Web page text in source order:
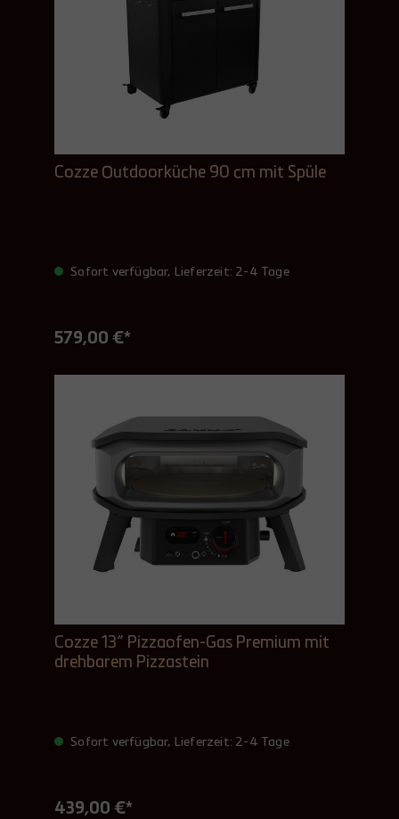
Cozze Outdoorküche 90 cm mit Spüle
Sofort verfügbar, Lieferzeit: 2-4 Tage
579,00 €*
Cozze 13“ Pizzaofen-Gas Premium mit
drehbarem Pizzastein
Sofort verfügbar, Lieferzeit: 2-4 Tage
439,00 €*